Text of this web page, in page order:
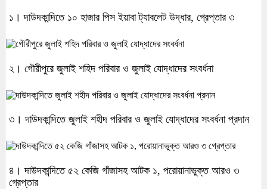
১। দাউদকান্দিতে ১০ হাজার পিস ইয়াবা ট্যাবলেট উদ্ধার, গ্রেপ্তার ৩
২। গৌরীপুরে জুলাই শহিদ পরিবার ও জুলাই যোদ্ধাদের সংবর্ধনা
৩। দাউদকান্দিতে জুলাই শহীদ পরিবার ও জুলাই যোদ্ধাদের সংবর্ধনা প্রদান
৪। দাউদকান্দিতে ৫২ কেজি গাঁজাসহ আটক ১, পরোয়ানাভুক্ত আরও ৩
গ্রেপ্তার